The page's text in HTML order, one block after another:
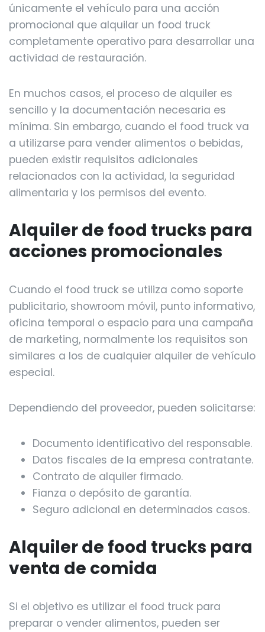
únicamente el vehículo para una acción
promocional que alquilar un food truck
completamente operativo para desarrollar una
actividad de restauración.
En muchos casos, el proceso de alquiler es
sencillo y la documentación necesaria es
mínima. Sin embargo, cuando el food truck va
a utilizarse para vender alimentos o bebidas,
pueden existir requisitos adicionales
relacionados con la actividad, la seguridad
alimentaria y los permisos del evento.
Alquiler de food trucks para
acciones promocionales
Cuando el food truck se utiliza como soporte
publicitario, showroom móvil, punto informativo,
oficina temporal o espacio para una campaña
de marketing, normalmente los requisitos son
similares a los de cualquier alquiler de vehículo
especial.
Dependiendo del proveedor, pueden solicitarse:
Documento identificativo del responsable.
Datos fiscales de la empresa contratante.
Contrato de alquiler firmado.
Fianza o depósito de garantía.
Seguro adicional en determinados casos.
Alquiler de food trucks para
venta de comida
Si el objetivo es utilizar el food truck para
preparar o vender alimentos, pueden ser